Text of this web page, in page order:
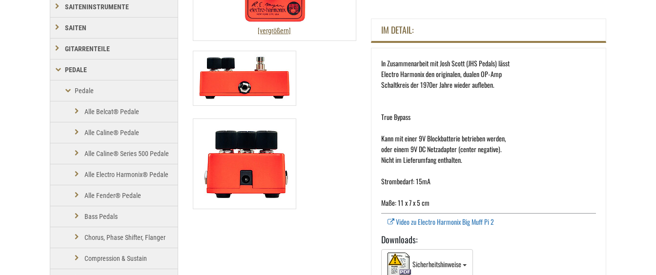
[vergrößern] IM DETAIL:
In Zusammenarbeit mit Josh Scott (JHS Pedals) lässt
Electro Harmonix den originalen, dualen OP-Amp
Schaltkreis der 1970er Jahre wieder aufleben.
True Bypass
Kann mit einer 9V Blockbatterie betrieben werden,
oder einem 9V DC Netzadapter (center negative).
Nicht im Lieferumfang enthalten.
Strombedarf: 15mA
Maße: 11 x 7 x 5 cm
Video zu Electro Harmonix Big Muff Pi 2
Downloads:
Sicherheitshinweise
SAITENINSTRUMENTE
SAITEN
GITARRENTEILE
PEDALE
Pedale
Alle Belcat® Pedale
Alle Caline® Pedale
Alle Caline® Series 500 Pedale
Alle Electro Harmonix® Pedale
Alle Fender® Pedale
Bass Pedals
Chorus, Phase Shifter, Flanger
Compression & Sustain